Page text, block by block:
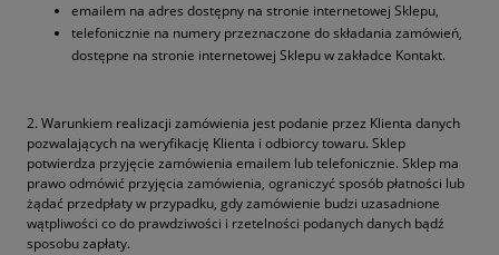
emailem na adres dostępny na stronie internetowej Sklepu,
telefonicznie na numery przeznaczone do składania zamówień,
dostępne na stronie internetowej Sklepu w zakładce Kontakt.
2. Warunkiem realizacji zamówienia jest podanie przez Klienta danych
pozwalających na weryfikację Klienta i odbiorcy towaru. Sklep
potwierdza przyjęcie zamówienia emailem lub telefonicznie. Sklep ma
prawo odmówić przyjęcia zamówienia, ograniczyć sposób płatności lub
żądać przedpłaty w przypadku, gdy zamówienie budzi uzasadnione
wątpliwości co do prawdziwości i rzetelności podanych danych bądź
sposobu zapłaty.